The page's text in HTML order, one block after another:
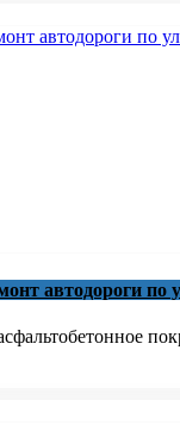
автодороги по